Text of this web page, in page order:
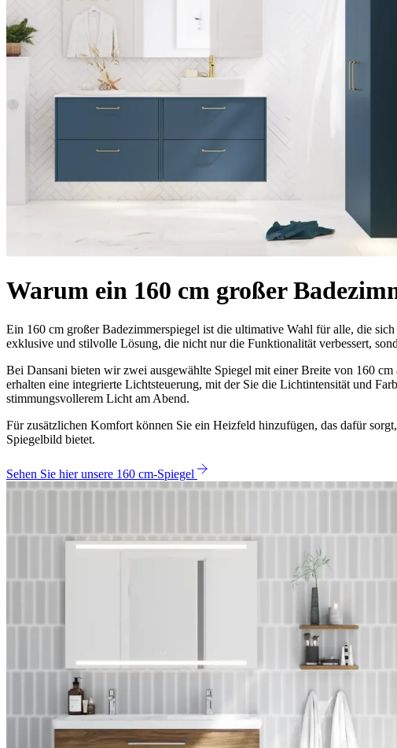
Warum ein 160 cm großer
Ein 160 cm großer Badezimmerspiegel ist die ultimative Wahl für alle, die
exklusive und stilvolle Lösung, die nicht nur die Funktionalität verbessert,
Bei Dansani bieten wir zwei ausgewählte Spiegel mit einer Breite von 160
erhalten eine integrierte Lichtsteuerung, mit der Sie die Lichtintensität und
stimmungsvollerem Licht am Abend.
Für zusätzlichen Komfort können Sie ein Heizfeld hinzufügen, das dafür
Spiegelbild bietet.
Sehen Sie hier unsere 160 cm-Spiegel